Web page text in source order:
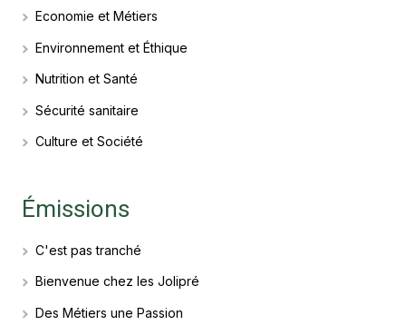
Economie et Métiers
Environnement et Éthique
Nutrition et Santé
Sécurité sanitaire
Culture et Société
Émissions
C'est pas tranché
Bienvenue chez les Jolipré
Des Métiers une Passion